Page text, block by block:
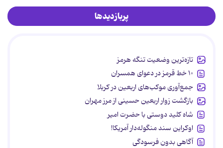
پربازدیدها
تازه‌ترین وضعیت تنگه هرمز
۱۰ خط قرمز در دعوای همسران
جمع‌آوری موکب‌های اربعین در کربلا
بازگشت زوار اربعین حسینی از مرز مهران
شاه کلید دوستی با حضرت امیر
اوکراین سند منگوله‌دار آمریکا!
آگاهی بدون فرسودگی